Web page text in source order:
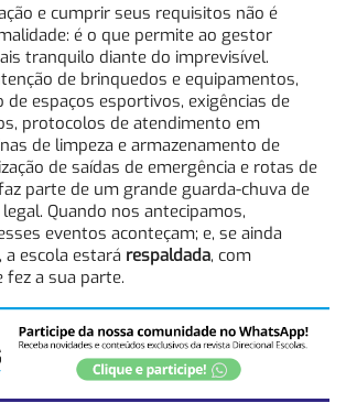
e cumprir seus requisitos não é
é o que permite ao gestor
tranquilo diante do imprevisível.
de brinquedos e equipamentos,
de espaços esportivos, exigências de
protocolos de atendimento em
de limpeza e armazenamento de
de saídas de emergência e rotas de
parte de um grande guarda-chuva de
Quando nos antecipamos,
eventos aconteçam; e, se ainda
escola estará respaldada, com
fez a sua parte.